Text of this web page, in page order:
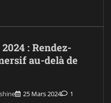
2024 : Rendez-
au-delà de
25 Mars 2024 1